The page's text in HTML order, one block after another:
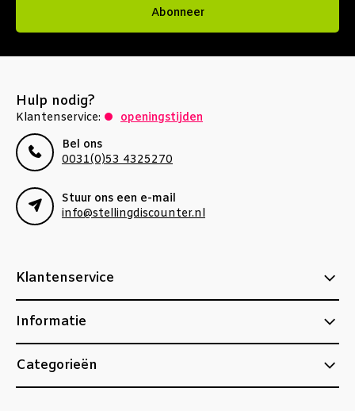
Abonneer
Hulp nodig?
Klantenservice:
openingstijden
Bel ons
0031(0)53 4325270
Stuur ons een e-mail
info@stellingdiscounter.nl
Klantenservice
Informatie
Categorieën